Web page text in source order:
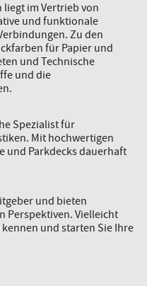
liegt im Vertrieb von
und funktionale
Zu den
für Papier und
und Technische
und die
Spezialist für
Mit hochwertigen
und Parkdecks dauerhaft
und bieten
Perspektiven. Vielleicht
und starten Sie Ihre